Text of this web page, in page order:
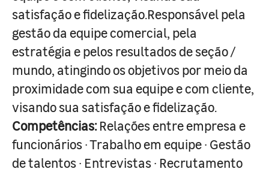
satisfação e fidelização.Responsável pela
gestão da equipe comercial, pela
estratégia e pelos resultados de seção /
mundo, atingindo os objetivos por meio da
proximidade com sua equipe e com cliente,
visando sua satisfação e fidelização.
Competências:Relações entre empresa e
funcionários · Trabalho em equipe · Gestão
de talentos · Entrevistas · Recrutamento